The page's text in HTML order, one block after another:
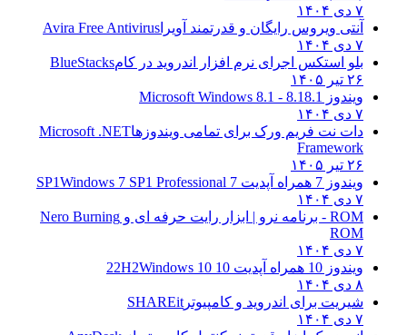
۷ دی ۱۴۰۴
آنتی ویروس رایگان و قدرتمند آویرا Avira Free Antivirus
۷ دی ۱۴۰۴
بلو استکس اجرای نرم افزار اندروید در کامBlueStacks
۲۶ تیر ۱۴۰۵
ویندوز 8.1
8.1 - Microsoft Windows 8.1
۷ دی ۱۴۰۴
دات نت فریم ورک برای تمامی ویندوزهاMicrosoft .NET
Framework
۲۶ تیر ۱۴۰۵
ویندوز 7 همراه آپدیت 7 SP1
Windows 7 SP1 Professional
۷ دی ۱۴۰۴
ROM - برنامه نرو | ابزار رایت حرفه ای و
Nero Burning
ROM
۷ دی ۱۴۰۴
ویندوز 10 همراه آپدیت 10 22H2
Windows 10
۸ دی ۱۴۰۴
شیریت برای اندروید و کامپیوتر SHAREit
۷ دی ۱۴۰۴